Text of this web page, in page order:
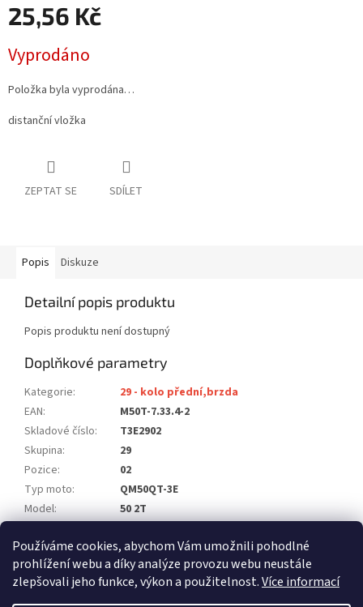
Používáme cookies, abychom Vám umožnili pohodlné
prohlížení webu a díky analýze provozu webu neustále
zlepšovali jeho funkce, výkon a použitelnost.Více informací
25,56 Kč
cena:
Vyprodáno
Položka byla vyprodána…
distanční vložka
ZEPTAT SE SDÍLET
Popis Diskuze
Detailní popis produktu
Popis produktu není dostupný
Doplňkové parametry
Kategorie:
29 - kolo přední,brzda
EAN:
M50T-7.33.4-2
Skladové číslo:
T3E2902
Skupina:
29
Pozice:
02
Typ moto:
QM50QT-3E
Model:
50 2T
Položka byla vyprodána…